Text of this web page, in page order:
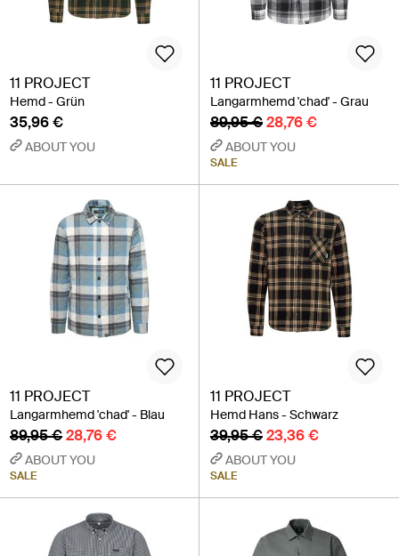
11 PROJECT
Hemd - Grün
35,96 €
ABOUT YOU
11 PROJECT
Langarmhemd 'chad' - Grau
89,95 €28,76 €
ABOUT YOU
SALE
11 PROJECT
Langarmhemd 'chad' - Blau
89,95 €28,76 €
ABOUT YOU
SALE
11 PROJECT
Hemd Hans - Schwarz
39,95 €23,36 €
ABOUT YOU
SALE